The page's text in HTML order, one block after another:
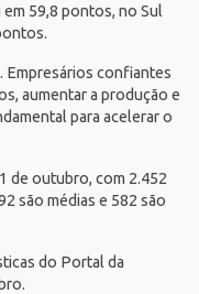
59,8 pontos, no Sul
Empresários confiantes
aumentar a produção e
para acelerar o
de outubro, com 2.452
são médias e 582 são
do Portal da